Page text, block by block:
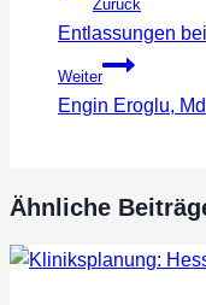
Zurück
Entlassungen
Weiter
Engin Eroglu,
Ähnliche